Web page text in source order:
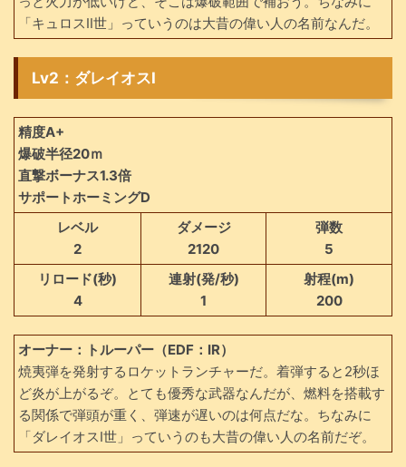
「キュロスⅡ世」っていうのは大昔の偉い人の名前なんだ。
Lv2：ダレイオスⅠ
精度A+
爆破半径20ｍ
直撃ボーナス1.3倍
サポートホーミングD
レベル
2
ダメージ
2120
弾数
5
リロード(秒)
4
連射(発/秒)
1
射程(m)
200
オーナー：トルーパー（EDF：IR）
焼夷弾を発射するロケットランチャーだ。着弾すると2秒ほ
ど炎が上がるぞ。とても優秀な武器なんだが、燃料を搭載す
る関係で弾頭が重く、弾速が遅いのは何点だな。ちなみに
「ダレイオスⅠ世」っていうのも大昔の偉い人の名前だぞ。